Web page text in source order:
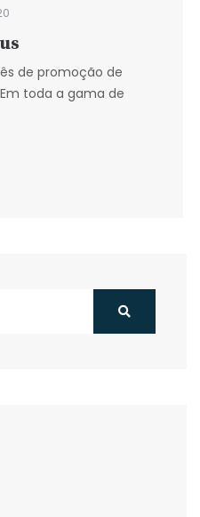
de promoção de
toda a gama de